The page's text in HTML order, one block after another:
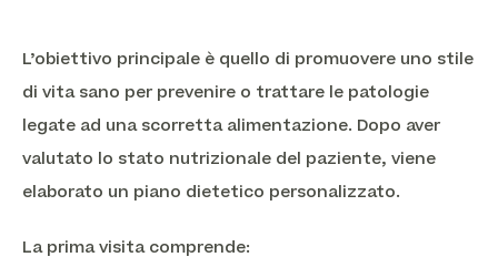
L’obiettivo principale è quello di promuovere uno stile
di vita sano per prevenire o trattare le patologie
legate ad una scorretta alimentazione. Dopo aver
valutato lo stato nutrizionale del paziente, viene
elaborato un piano dietetico personalizzato.
La prima visita comprende: